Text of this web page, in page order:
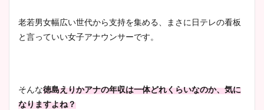
イエット方は？昔と現在を画
とめ！美脚や水着姿に年齢も
老若男女幅広い世代から支持を集める、まさに日テレの看板
と言っていい女子アナウンサーです。
そんな徳島えりかアナの年収は一体どれくらいなのか、気に
なりますよね？